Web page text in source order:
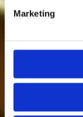
Marketing